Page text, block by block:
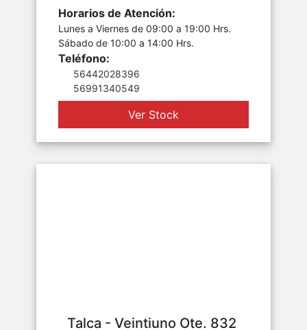
Horarios de Atención:
Lunes a Viernes de 09:00 a 19:00 Hrs.
Sábado de 10:00 a 14:00 Hrs.
Teléfono:
56442028396
56991340549
Ver Stock
Talca - Veintiuno Ote. 832